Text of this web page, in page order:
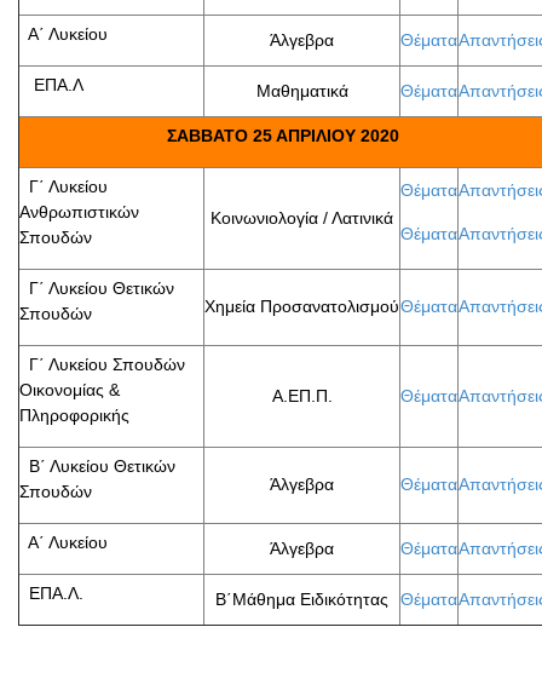
Α΄ Λυκείου Άλγεβρα Θέματα
ΕΠΑ.Λ Μαθηματικά Θέματα
ΣΑΒΒΑΤΟ 25 ΑΠΡΙΛΙΟΥ 2020
Γ΄ Λυκείου
Ανθρωπιστικών
Σπουδών
Κοινωνιολογία / Λατινικά
Θέματα
Θέματα
Γ΄ Λυκείου Θετικών
Σπουδών
Χημεία ΠροσανατολισμούΘέματα
Γ΄ Λυκείου Σπουδών
Οικονομίας &
Πληροφορικής
Α.ΕΠ.Π. Θέματα
Β΄ Λυκείου Θετικών
Σπουδών
Άλγεβρα Θέματα
Α΄ Λυκείου Άλγεβρα Θέματα
ΕΠΑ.Λ. Β΄Μάθημα Ειδικότητας Θέματα